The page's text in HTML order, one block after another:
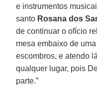
e instrumentos
santo Rosana dos
de continuar o ofício
mesa embaixo de
escombros, e atendo
qualquer lugar, pois
parte.”